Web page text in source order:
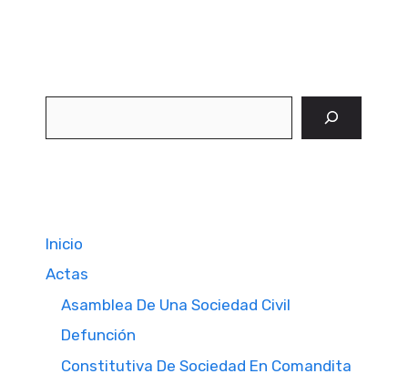
Inicio
Actas
Asamblea De Una Sociedad Civil
Defunción
Constitutiva De Sociedad En Comandita